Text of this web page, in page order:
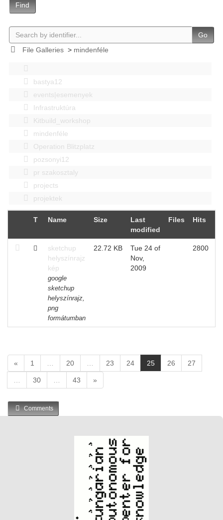
Find
Go
File Galleries> mindenféle
bastya12
events|esemenyek
Infrastruktúra
Kitbuild_workshop
mindenféle
Operation Blitzplatz
pozsonyi12
pr szakosztaly
projects
projektek
T Name Size
Last
modified
Files Hits
sketchup
helyszínrajz
kép
google
sketchup
helyszínrajz,
png
formátumban
22.72 KB
Tue 24 of
Nov,
2009
2800
« 1 20 23 24 25(
c
26 27
30 43 »
Comments